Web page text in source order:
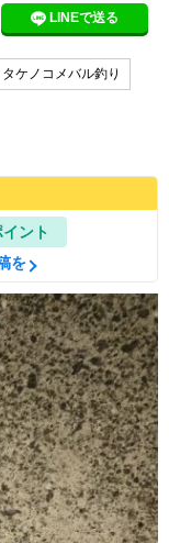
LINEで送る
タケノコメバル釣り
ント
を